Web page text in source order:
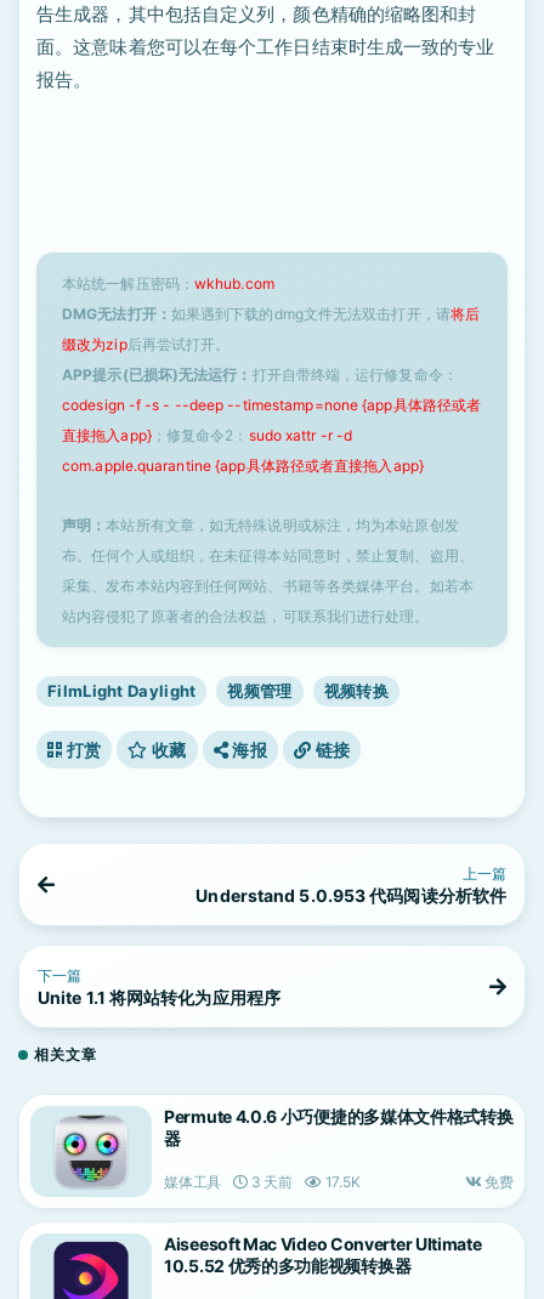
告生成器，其中包括自定义列，颜色精确的缩略图和封
面。这意味着您可以在每个工作日结束时生成一致的专业
报告。
本站统一解压密码： wkhub.com
DMG无法打开： 如果遇到下载的dmg文件无法双击打开，请将后
缀改为zip后再尝试打开。
APP提示(已损坏)无法运行： 打开自带终端，运行修复命令：
codesign -f -s - --deep --timestamp=none {app具体路径或者
直接拖入app}；修复命令2： sudo xattr -r -d
com.apple.quarantine {app具体路径或者直接拖入app}
声明：本站所有文章，如无特殊说明或标注，均为本站原创发
布。任何个人或组织，在未征得本站同意时，禁止复制、盗用、
采集、发布本站内容到任何网站、书籍等各类媒体平台。如若本
站内容侵犯了原著者的合法权益，可联系我们进行处理。
FilmLight Daylight 视频管理 视频转换
打赏 收藏 海报 链接
上一篇
Understand 5.0.953 代码阅读分析软件
下一篇
Unite 1.1 将网站转化为应用程序
相关文章
Permute 4.0.6 小巧便捷的多媒体文件格式转换
器
媒体工具 3 天前 17.5K 免费
Aiseesoft Mac Video Converter Ultimate
10.5.52 优秀的多功能视频转换器